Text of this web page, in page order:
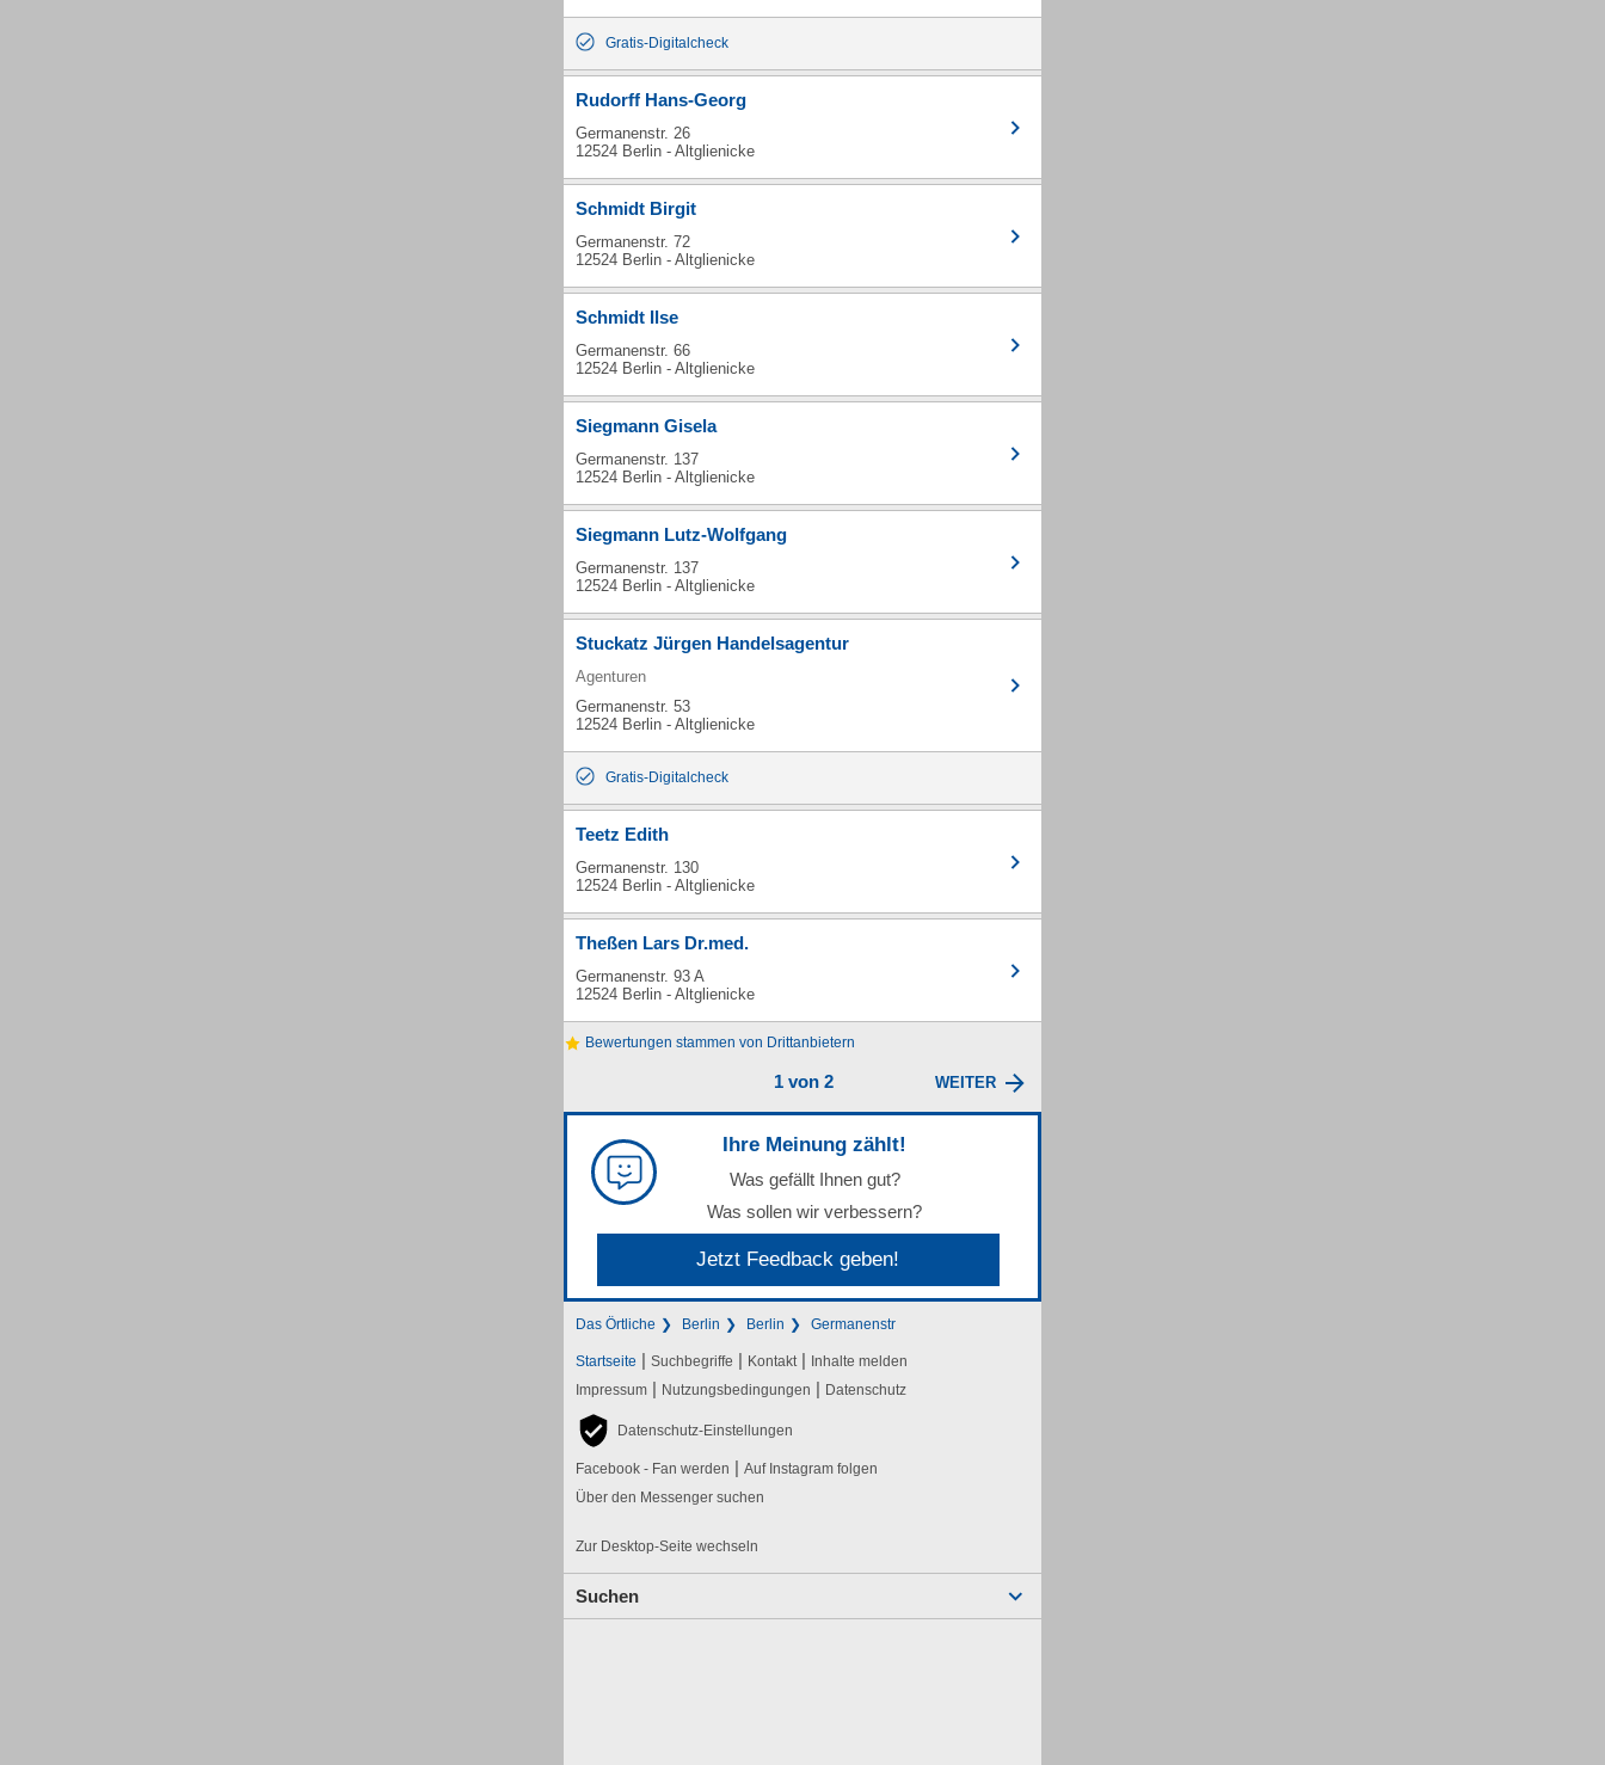
Gratis-Digitalcheck
Rudorff Hans-Georg
Germanenstr. 26
12524 Berlin - Altglienicke
Schmidt Birgit
Germanenstr. 72
12524 Berlin - Altglienicke
Schmidt Ilse
Germanenstr. 66
12524 Berlin - Altglienicke
Siegmann Gisela
Germanenstr. 137
12524 Berlin - Altglienicke
Siegmann Lutz-Wolfgang
Germanenstr. 137
12524 Berlin - Altglienicke
Stuckatz Jürgen Handelsagentur
Agenturen
Germanenstr. 53
12524 Berlin - Altglienicke
Gratis-Digitalcheck
Teetz Edith
Germanenstr. 130
12524 Berlin - Altglienicke
Theßen Lars Dr.med.
Germanenstr. 93 A
12524 Berlin - Altglienicke
Bewertungen stammen von Drittanbietern
1 von 2 WEITER
Ihre Meinung zählt!
Was gefällt Ihnen gut?
Was sollen wir verbessern?
Jetzt Feedback geben!
Das Örtliche Berlin Berlin Germanenstr
Startseite | Suchbegriffe | Kontakt | Inhalte melden
Impressum | Nutzungsbedingungen | Datenschutz
Datenschutz-Einstellungen
Facebook - Fan werden | Auf Instagram folgen
Über den Messenger suchen
Zur Desktop-Seite wechseln
Suchen